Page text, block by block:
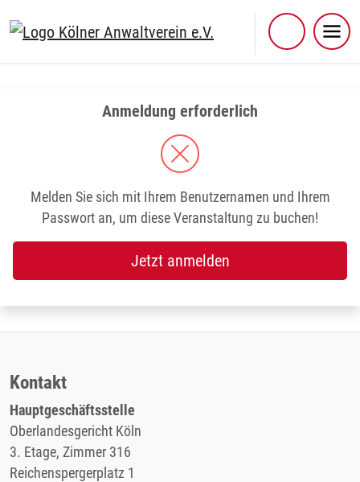
Anmeldung erforderlich
Melden Sie sich mit Ihrem Benutzernamen und Ihrem
Passwort an, um diese Veranstaltung zu buchen!
Jetzt anmelden
Kontakt
Hauptgeschäftsstelle
Oberlandesgericht Köln
3. Etage, Zimmer 316
Reichenspergerplatz 1